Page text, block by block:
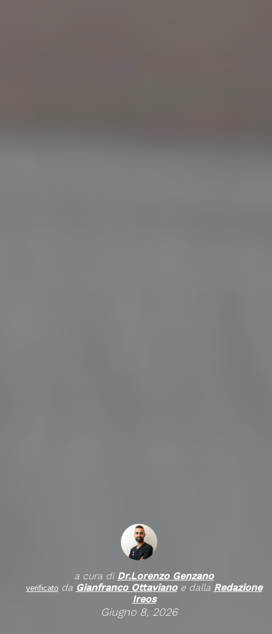
a cura di Dr.Lorenzo Genzano
verificatoda Gianfranco Ottavianoe dalla Redazione
Ireos
Giugno 8, 2026